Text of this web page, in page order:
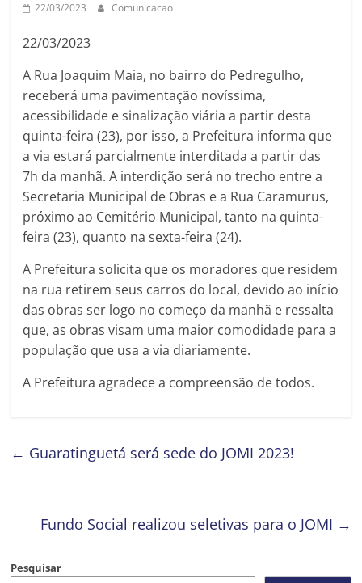
22/03/2023 Comunicacao
22/03/2023
A Rua Joaquim Maia, no bairro do Pedregulho,
receberá uma pavimentação novíssima,
acessibilidade e sinalização viária a partir desta
quinta-feira (23), por isso, a Prefeitura informa que
a via estará parcialmente interditada a partir das
7h da manhã. A interdição será no trecho entre a
Secretaria Municipal de Obras e a Rua Caramurus,
próximo ao Cemitério Municipal, tanto na quinta-
feira (23), quanto na sexta-feira (24).
A Prefeitura solicita que os moradores que residem
na rua retirem seus carros do local, devido ao início
das obras ser logo no começo da manhã e ressalta
que, as obras visam uma maior comodidade para a
população que usa a via diariamente.
A Prefeitura agradece a compreensão de todos.
← Guaratinguetá será sede do JOMI 2023!
Fundo Social realizou seletivas para o JOMI →
Pesquisar